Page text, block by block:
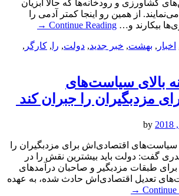
کشاورزی و رودخانه‌ها که حالا آبزیان
از همین رو اینجا کمتر آدمی را
بیکارند و… Continue Reading
→
اخبار , بهشت, خبر جدید, دولت, را , کارگر ,
بالای سیاست‌های
مزدبگیران را جبران کند
سیاست‌های اقتصادی‌اش برای مزدبگیران را
گفت: دولت باید بیشترین نقش را در
طبقات مزدبگیر و صاحبان درآمدهای
تعدیل اقتصادی‌اش حادث شده، به عهده
Continue
→